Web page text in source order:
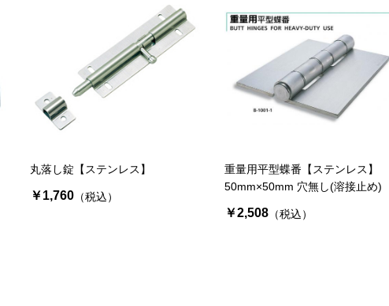
丸落し錠【ステンレス】
￥1,760（税込）
重量用平型蝶番【ステンレス】
50mm×50mm 穴無し(溶接止め)
￥2,508 （税込）